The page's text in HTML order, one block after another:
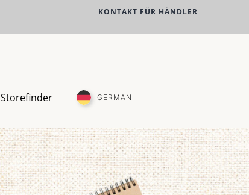
KONTAKT FÜR HÄNDLER
Storefinder GERMAN